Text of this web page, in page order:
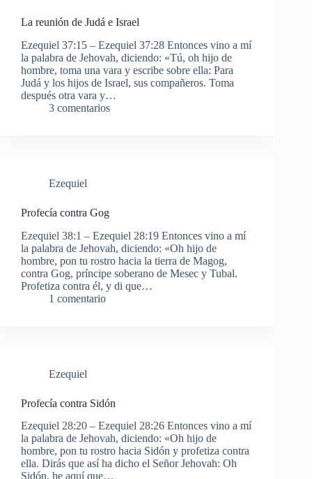
La reunión de Judá e Israel
Ezequiel 37:15 – Ezequiel 37:28 Entonces vino a mí
la palabra de Jehovah, diciendo: «Tú, oh hijo de
hombre, toma una vara y escribe sobre ella: Para
Judá y los hijos de Israel, sus compañeros. Toma
después otra vara y…
3 comentarios
Ezequiel
Profecía contra Gog
Ezequiel 38:1 – Ezequiel 28:19 Entonces vino a mí
la palabra de Jehovah, diciendo: «Oh hijo de
hombre, pon tu rostro hacia la tierra de Magog,
contra Gog, príncipe soberano de Mesec y Tubal.
Profetiza contra él, y di que…
1 comentario
Ezequiel
Profecía contra Sidón
Ezequiel 28:20 – Ezequiel 28:26 Entonces vino a mí
la palabra de Jehovah, diciendo: «Oh hijo de
hombre, pon tu rostro hacia Sidón y profetiza contra
ella. Dirás que así ha dicho el Señor Jehovah: Oh
Sidón, he aquí que…